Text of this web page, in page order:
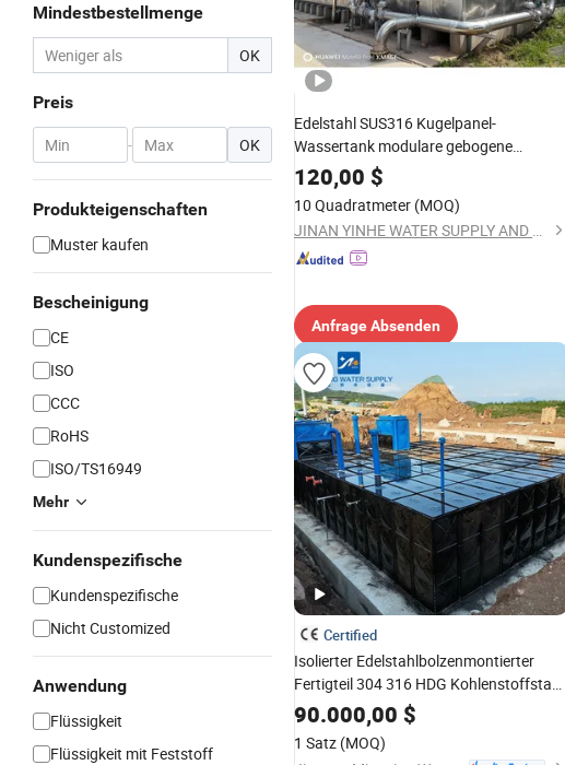
Mindestbestellmenge
OK
Preis
- OK
Produkteigenschaften
Muster kaufen
Bescheinigung
CE
ISO
CCC
RoHS
ISO/TS16949
Mehr
Kundenspezifische
Kundenspezifische
Nicht Customized
Anwendung
Flüssigkeit
Flüssigkeit mit Feststoff
Edelstahl SUS316 Kugelpanel-
Wassertank modulare gebogene
Oberfläche für hygienische
Trinkwasserprojekte
120,00 $
10 Quadratmeter (MOQ)
JINAN YINHE WATER SUPPLY AND DRAINAGE EQUIPMENT CO., LTD.
Anfrage Absenden
Certified
Isolierter Edelstahlbolzenmontierter
Fertigteil 304 316 HDG Kohlenstoffstahl
Trinkwasserlagerung
Verbundwasserbehälter für industrielle
Wohnungen Geflügelhaltung
90.000,00 $
1 Satz (MOQ)